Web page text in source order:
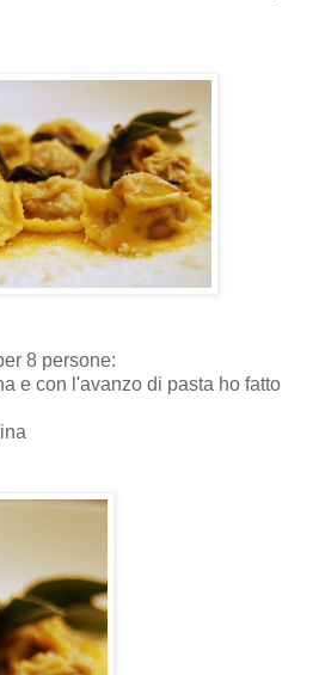
8 persone:
e con l'avanzo di pasta ho fatto